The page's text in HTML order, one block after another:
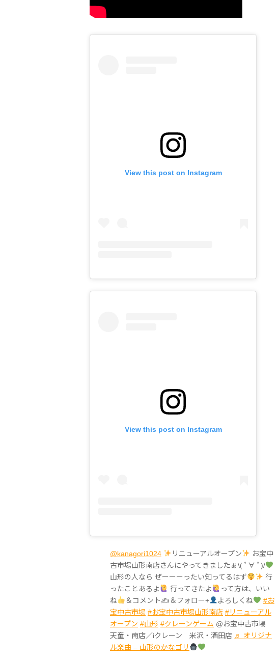
View this post on Instagram
View this post on Instagram
@kanagori1024 リニューアルオープン
お宝中
古市場山形南店さんにやってきましたぁ\( ﾟ∀ ﾟ)/
山形の人なら ぜーーーったい知ってるはず
行
ったことあるよ
行ってきたよ
って方は、いい
ね
＆コメント✍ ＆フォロー+ よろしくね
#お
宝中古市場 #お宝中古市場山形南店 #リニューアル
オープン #山形 #クレーンゲーム @お宝中古市場
天童・南店／iクレーン 米沢・酒田店 ♬ オリジナ
ル楽曲 – 山形のかなゴリ